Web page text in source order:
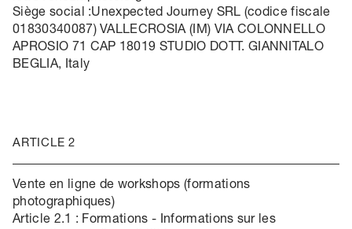
Siège social :Unexpected Journey SRL (codice fiscale
01830340087) VALLECROSIA (IM) VIA COLONNELLO
APROSIO 71 CAP 18019 STUDIO DOTT. GIANNITALO
BEGLIA, Italy
ARTICLE 2
Vente en ligne de workshops (formations
photographiques)
Article 2.1 : Formations - Informations sur les